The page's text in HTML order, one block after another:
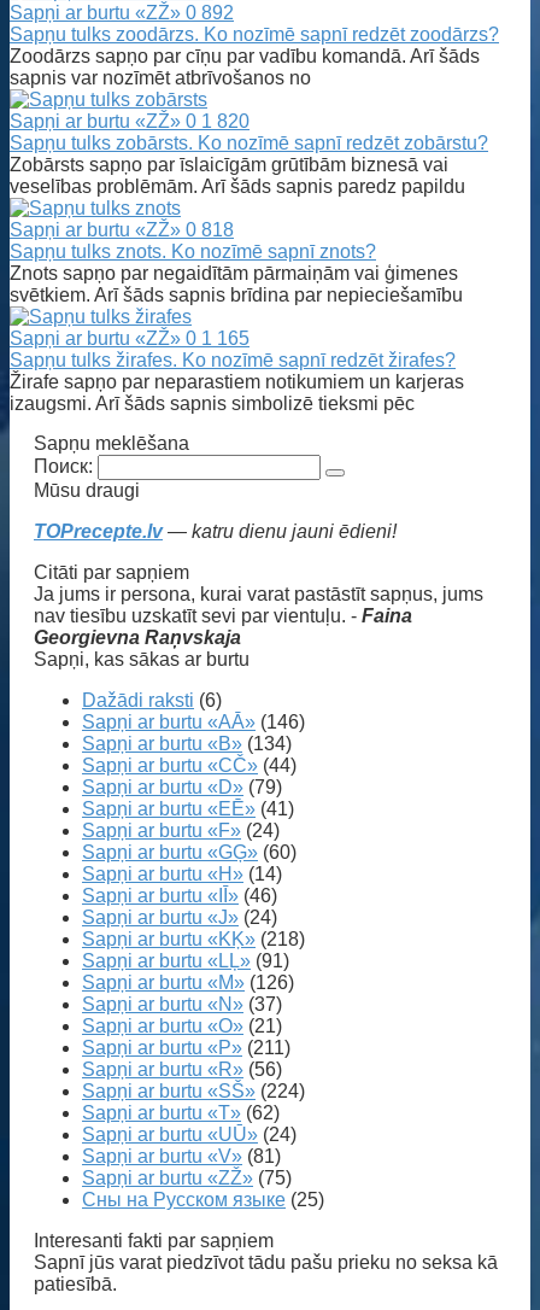
Sapņi ar burtu «ZŽ» 0 892
Sapņu tulks zoodārzs. Ko nozīmē sapnī redzēt zoodārzs?
Zoodārzs sapņo par cīņu par vadību komandā. Arī šāds
sapnis var nozīmēt atbrīvošanos no
Sapņi ar burtu «ZŽ» 0 1 820
Sapņu tulks zobārsts. Ko nozīmē sapnī redzēt zobārstu?
Zobārsts sapņo par īslaicīgām grūtībām biznesā vai
veselības problēmām. Arī šāds sapnis paredz papildu
Sapņi ar burtu «ZŽ» 0 818
Sapņu tulks znots. Ko nozīmē sapnī znots?
Znots sapņo par negaidītām pārmaiņām vai ģimenes
svētkiem. Arī šāds sapnis brīdina par nepieciešamību
Sapņi ar burtu «ZŽ» 0 1 165
Sapņu tulks žirafes. Ko nozīmē sapnī redzēt žirafes?
Žirafe sapņo par neparastiem notikumiem un karjeras
izaugsmi. Arī šāds sapnis simbolizē tieksmi pēc
Sapņu meklēšana
Поиск:
Mūsu draugi
TOPrecepte.lv— katru dienu jauni ēdieni!
Citāti par sapņiem
Ja jums ir persona, kurai varat pastāstīt sapņus, jums
nav tiesību uzskatīt sevi par vientuļu. - Faina
Georgievna Raņvskaja
Sapņi, kas sākas ar burtu
Dažādi raksti (6)
Sapņi ar burtu «AĀ» (146)
Sapņi ar burtu «B» (134)
Sapņi ar burtu «CČ» (44)
Sapņi ar burtu «D» (79)
Sapņi ar burtu «EĒ» (41)
Sapņi ar burtu «F» (24)
Sapņi ar burtu «GĢ» (60)
Sapņi ar burtu «H» (14)
Sapņi ar burtu «IĪ» (46)
Sapņi ar burtu «J» (24)
Sapņi ar burtu «KĶ» (218)
Sapņi ar burtu «LĻ» (91)
Sapņi ar burtu «M» (126)
Sapņi ar burtu «N» (37)
Sapņi ar burtu «O» (21)
Sapņi ar burtu «P» (211)
Sapņi ar burtu «R» (56)
Sapņi ar burtu «SŠ» (224)
Sapņi ar burtu «T» (62)
Sapņi ar burtu «UŪ» (24)
Sapņi ar burtu «V» (81)
Sapņi ar burtu «ZŽ» (75)
Сны на Русском языке (25)
Interesanti fakti par sapņiem
Sapnī jūs varat piedzīvot tādu pašu prieku no seksa kā
patiesībā.